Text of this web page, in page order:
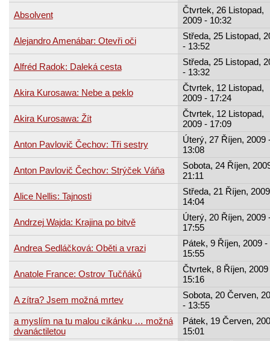
Absolvent
Čtvrtek, 26 Listopad,
2009 - 10:32
Alejandro Amenábar: Otevři oči
Středa, 25 Listopad,
- 13:52
Alfréd Radok: Daleká cesta
Středa, 25 Listopad,
- 13:32
Akira Kurosawa: Nebe a peklo
Čtvrtek, 12 Listopad,
2009 - 17:24
Akira Kurosawa: Žít
Čtvrtek, 12 Listopad,
2009 - 17:09
Anton Pavlovič Čechov: Tři sestry
Úterý, 27 Říjen, 2009
13:08
Anton Pavlovič Čechov: Strýček Váňa
Sobota, 24 Říjen,
21:11
Alice Nellis: Tajnosti
Středa, 21 Říjen,
14:04
Andrzej Wajda: Krajina po bitvě
Úterý, 20 Říjen, 2009
17:55
Andrea Sedláčková: Oběti a vrazi
Pátek, 9 Říjen, 2009 -
15:55
Anatole France: Ostrov Tučňáků
Čtvrtek, 8 Říjen, 2009
15:16
A zítra? Jsem možná mrtev
Sobota, 20 Červen,
- 13:55
a myslím na tu malou cikánku … možná
dvanáctiletou
Pátek, 19 Červen,
15:01